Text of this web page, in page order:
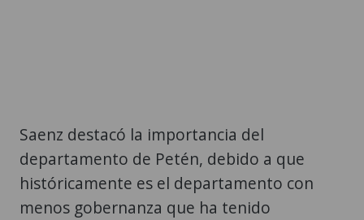
Saenz destacó la importancia del
departamento de Petén, debido a que
históricamente es el departamento con
menos gobernanza que ha tenido